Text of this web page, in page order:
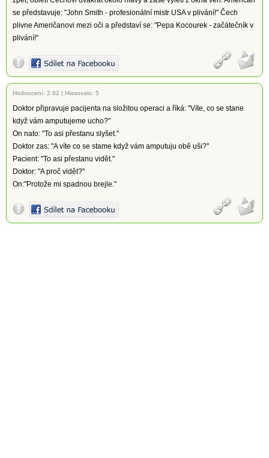
se představuje: "John Smith - profesionální mistr USA v plivání!" Čech
plivne Američanovi mezi oči a představí se: "Pepa Kocourek - začátečník v
plivání!"
Hodnocení: 2.92 | Hlasovalo: 5
Doktor připravuje pacijenta na složitou operaci a říká: "Víte, co se stane
když vám amputujeme ucho?"
On nato: "To asi přestanu slyšet."
Doktor zas: "A víte co se stame když vám amputuju obě uši?"
Pacient: "To asi přestanu vidět."
Doktor: "A proč vidět?"
On:"Protože mi spadnou brejle."